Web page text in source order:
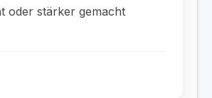
oder stärker gemacht